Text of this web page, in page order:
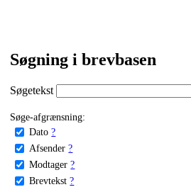
Søgning i brevbasen
Søgetekst
Søge-afgrænsning:
Dato ?
Afsender ?
Modtager ?
Brevtekst ?